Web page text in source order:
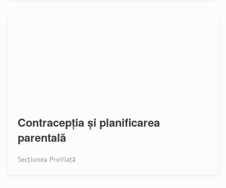
Contracepția și planificarea
parentală
Secțiunea ProViață